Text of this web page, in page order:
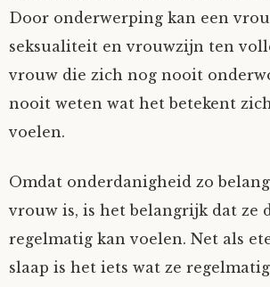
Door onderwerping kan een
seksualiteit en vrouwzijn ten
vrouw die zich nog nooit
nooit weten wat het betekent
voelen.
Omdat onderdanigheid zo
vrouw is, is het belangrijk dat ze
regelmatig kan voelen. Net als
slaap is het iets wat ze